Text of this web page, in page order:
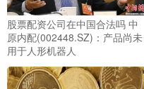
股票配资公司在中国合法吗 中
原内配(002448.SZ)：产品尚未
用于人形机器人